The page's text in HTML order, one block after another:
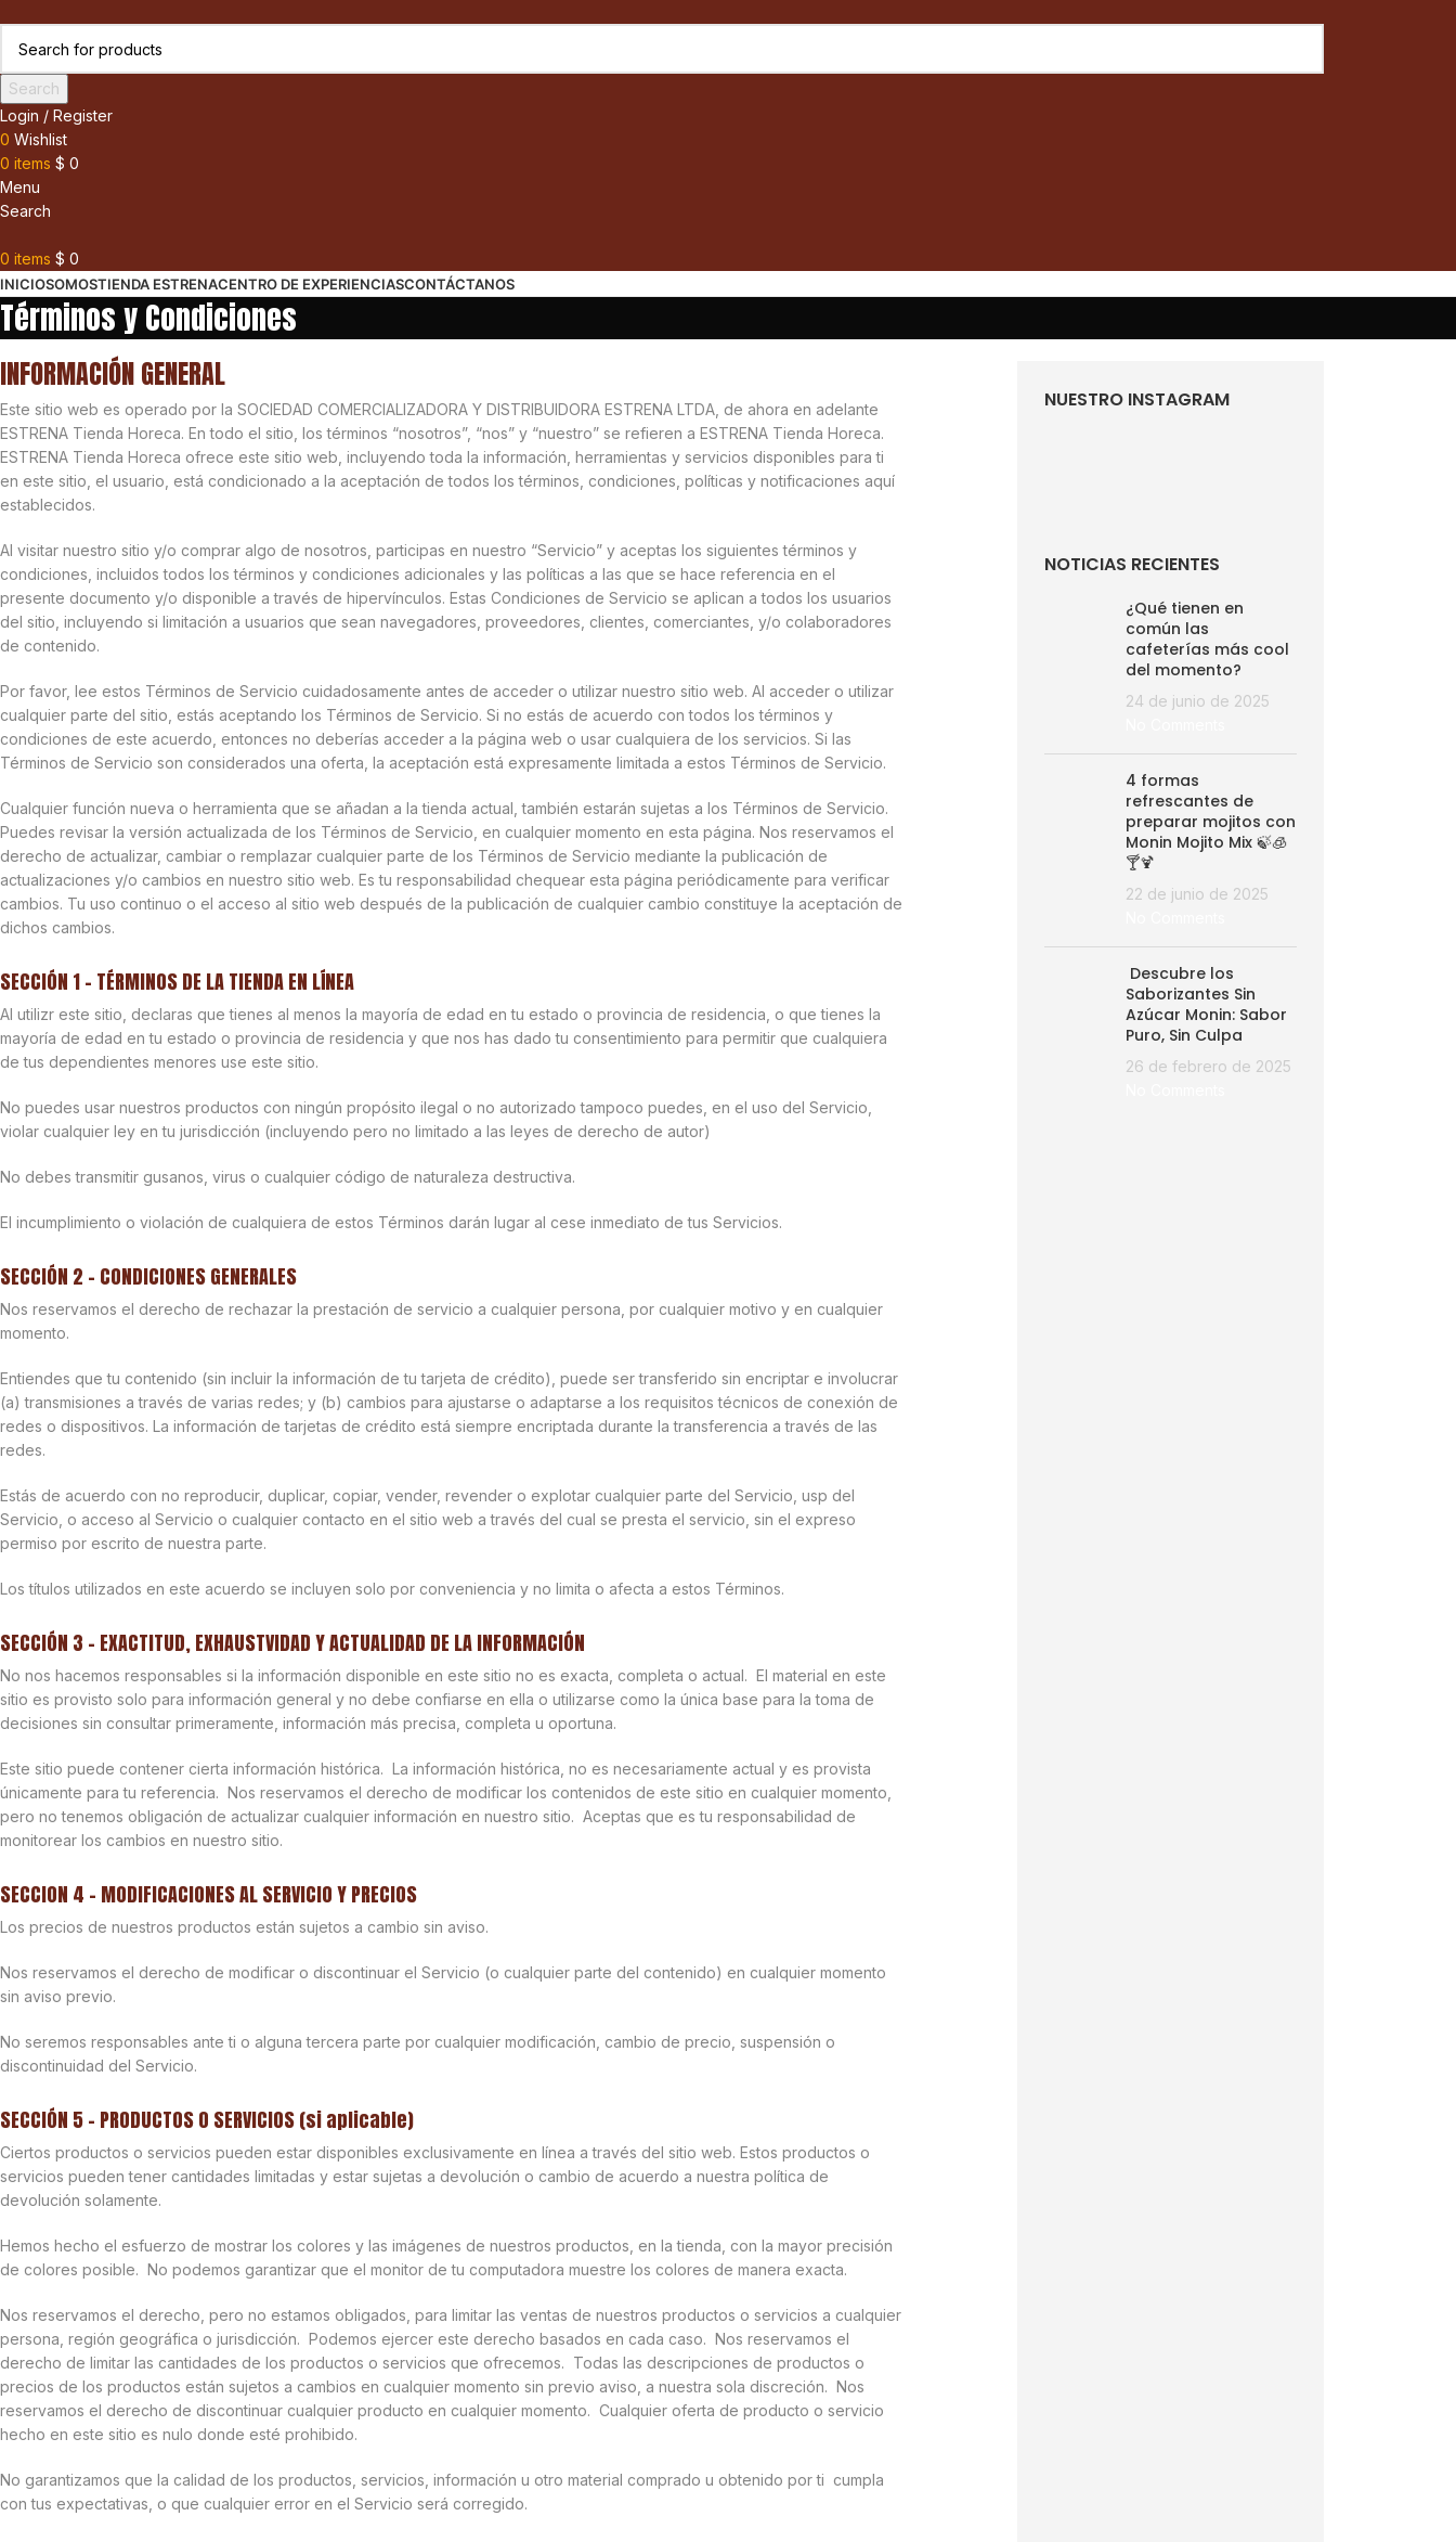
Search
Login / Register
0 Wishlist
0 items $ 0
Menu
Search
0 items $ 0
INICIOSOMOSTIENDA ESTRENACENTRO DE EXPERIENCIASCONTÁCTANOS
Términos y Condiciones
INFORMACIÓN GENERAL
Este sitio web es operado por la SOCIEDAD COMERCIALIZADORA Y DISTRIBUIDORA ESTRENA LTDA, de ahora en adelante
ESTRENA Tienda Horeca. En todo el sitio, los términos “nosotros”, “nos” y “nuestro” se refieren a ESTRENA Tienda Horeca.
ESTRENA Tienda Horeca ofrece este sitio web, incluyendo toda la información, herramientas y servicios disponibles para ti
en este sitio, el usuario, está condicionado a la aceptación de todos los términos, condiciones, políticas y notificaciones aquí
establecidos.
Al visitar nuestro sitio y/o comprar algo de nosotros, participas en nuestro “Servicio” y aceptas los siguientes términos y
condiciones, incluidos todos los términos y condiciones adicionales y las políticas a las que se hace referencia en el
presente documento y/o disponible a través de hipervínculos. Estas Condiciones de Servicio se aplican a todos los usuarios
del sitio, incluyendo si limitación a usuarios que sean navegadores, proveedores, clientes, comerciantes, y/o colaboradores
de contenido.
Por favor, lee estos Términos de Servicio cuidadosamente antes de acceder o utilizar nuestro sitio web. Al acceder o utilizar
cualquier parte del sitio, estás aceptando los Términos de Servicio. Si no estás de acuerdo con todos los términos y
condiciones de este acuerdo, entonces no deberías acceder a la página web o usar cualquiera de los servicios. Si las
Términos de Servicio son considerados una oferta, la aceptación está expresamente limitada a estos Términos de Servicio.
Cualquier función nueva o herramienta que se añadan a la tienda actual, también estarán sujetas a los Términos de Servicio.
Puedes revisar la versión actualizada de los Términos de Servicio, en cualquier momento en esta página. Nos reservamos el
derecho de actualizar, cambiar o remplazar cualquier parte de los Términos de Servicio mediante la publicación de
actualizaciones y/o cambios en nuestro sitio web. Es tu responsabilidad chequear esta página periódicamente para verificar
cambios. Tu uso continuo o el acceso al sitio web después de la publicación de cualquier cambio constituye la aceptación de
dichos cambios.
SECCIÓN 1 – TÉRMINOS DE LA TIENDA EN LÍNEA
Al utilizr este sitio, declaras que tienes al menos la mayoría de edad en tu estado o provincia de residencia, o que tienes la
mayoría de edad en tu estado o provincia de residencia y que nos has dado tu consentimiento para permitir que cualquiera
de tus dependientes menores use este sitio.
No puedes usar nuestros productos con ningún propósito ilegal o no autorizado tampoco puedes, en el uso del Servicio,
violar cualquier ley en tu jurisdicción (incluyendo pero no limitado a las leyes de derecho de autor)
No debes transmitir gusanos, virus o cualquier código de naturaleza destructiva.
El incumplimiento o violación de cualquiera de estos Términos darán lugar al cese inmediato de tus Servicios.
SECCIÓN 2 – CONDICIONES GENERALES
Nos reservamos el derecho de rechazar la prestación de servicio a cualquier persona, por cualquier motivo y en cualquier
momento.
Entiendes que tu contenido (sin incluir la información de tu tarjeta de crédito), puede ser transferido sin encriptar e involucrar
(a) transmisiones a través de varias redes; y (b) cambios para ajustarse o adaptarse a los requisitos técnicos de conexión de
redes o dispositivos. La información de tarjetas de crédito está siempre encriptada durante la transferencia a través de las
redes.
Estás de acuerdo con no reproducir, duplicar, copiar, vender, revender o explotar cualquier parte del Servicio, usp del
Servicio, o acceso al Servicio o cualquier contacto en el sitio web a través del cual se presta el servicio, sin el expreso
permiso por escrito de nuestra parte.
Los títulos utilizados en este acuerdo se incluyen solo por conveniencia y no limita o afecta a estos Términos.
SECCIÓN 3 – EXACTITUD, EXHAUSTVIDAD Y ACTUALIDAD DE LA INFORMACIÓN
No nos hacemos responsables si la información disponible en este sitio no es exacta, completa o actual. El material en este
sitio es provisto solo para información general y no debe confiarse en ella o utilizarse como la única base para la toma de
decisiones sin consultar primeramente, información más precisa, completa u oportuna.
Este sitio puede contener cierta información histórica. La información histórica, no es necesariamente actual y es provista
únicamente para tu referencia. Nos reservamos el derecho de modificar los contenidos de este sitio en cualquier momento,
pero no tenemos obligación de actualizar cualquier información en nuestro sitio. Aceptas que es tu responsabilidad de
monitorear los cambios en nuestro sitio.
SECCION 4 – MODIFICACIONES AL SERVICIO Y PRECIOS
Los precios de nuestros productos están sujetos a cambio sin aviso.
Nos reservamos el derecho de modificar o discontinuar el Servicio (o cualquier parte del contenido) en cualquier momento
sin aviso previo.
No seremos responsables ante ti o alguna tercera parte por cualquier modificación, cambio de precio, suspensión o
discontinuidad del Servicio.
SECCIÓN 5 – PRODUCTOS O SERVICIOS (si aplicable)
Ciertos productos o servicios pueden estar disponibles exclusivamente en línea a través del sitio web. Estos productos o
servicios pueden tener cantidades limitadas y estar sujetas a devolución o cambio de acuerdo a nuestra política de
devolución solamente.
Hemos hecho el esfuerzo de mostrar los colores y las imágenes de nuestros productos, en la tienda, con la mayor precisión
de colores posible. No podemos garantizar que el monitor de tu computadora muestre los colores de manera exacta.
Nos reservamos el derecho, pero no estamos obligados, para limitar las ventas de nuestros productos o servicios a cualquier
persona, región geográfica o jurisdicción. Podemos ejercer este derecho basados en cada caso. Nos reservamos el
derecho de limitar las cantidades de los productos o servicios que ofrecemos. Todas las descripciones de productos o
precios de los productos están sujetos a cambios en cualquier momento sin previo aviso, a nuestra sola discreción. Nos
reservamos el derecho de discontinuar cualquier producto en cualquier momento. Cualquier oferta de producto o servicio
hecho en este sitio es nulo donde esté prohibido.
No garantizamos que la calidad de los productos, servicios, información u otro material comprado u obtenido por ti cumpla
con tus expectativas, o que cualquier error en el Servicio será corregido.
NUESTRO INSTAGRAM
NOTICIAS RECIENTES
¿Qué tienen en
común las
cafeterías más cool
del momento?
24 de junio de 2025
4 formas
refrescantes de
preparar mojitos con
Monin Mojito Mix 🍃🧊
🍸🍹
22 de junio de 2025
Descubre los
Saborizantes Sin
Azúcar Monin: Sabor
Puro, Sin Culpa
26 de febrero de 2025